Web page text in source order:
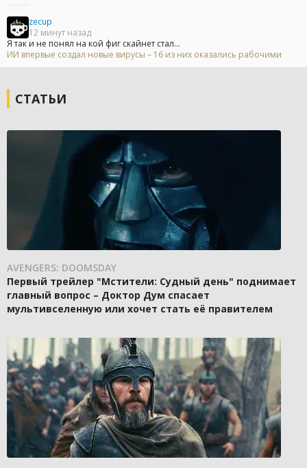
zecup
12 минут назад
Я так и не понял на кой фиг скайнет стал...
ИИ впервые создал новые вирусы – 16 из них оказались рабочими
СТАТЬИ
AVENGERS: DOOMSDAY
Первый трейлер "Мстители: Судный день" поднимает
главный вопрос – Доктор Дум спасает
мультивселенную или хочет стать её правителем